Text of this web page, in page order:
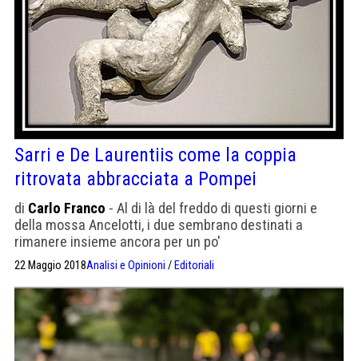
Sarri e De Laurentiis come la coppia
ritrovata abbracciata a Pompei
di Carlo Franco - Al di là del freddo di questi giorni e
della mossa Ancelotti, i due sembrano destinati a
rimanere insieme ancora per un po'
22 Maggio 2018Analisi e Opinioni / Editoriali